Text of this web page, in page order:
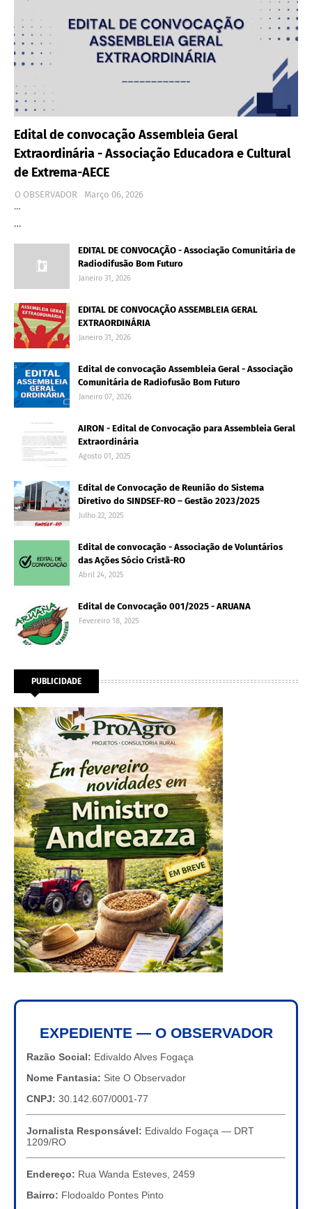
Edital de convocação Assembleia Geral
Extraordinária - Associação Educadora e Cultural
de Extrema-AECE
O OBSERVADOR
Março 06, 2026
…
…
EDITAL DE CONVOCAÇÃO - Associação Comunitária de
Radiodifusão Bom Futuro
Janeiro 31, 2026
EDITAL DE CONVOCAÇÃO ASSEMBLEIA GERAL
EXTRAORDINÁRIA
Janeiro 31, 2026
Edital de convocação Assembleia Geral - Associação
Comunitária de Radiofusão Bom Futuro
Janeiro 07, 2026
AIRON - Edital de Convocação para Assembleia Geral
Extraordinária
Agosto 01, 2025
Edital de Convocação de Reunião do Sistema
Diretivo do SINDSEF-RO – Gestão 2023/2025
Julho 22, 2025
Edital de convocação - Associação de Voluntários
das Ações Sócio Cristã-RO
Abril 24, 2025
Edital de Convocação 001/2025 - ARUANA
Fevereiro 18, 2025
PUBLICIDADE
EXPEDIENTE — O OBSERVADOR
Razão Social: Edivaldo Alves Fogaça
Nome Fantasia: Site O Observador
CNPJ: 30.142.607/0001-77
Jornalista Responsável: Edivaldo Fogaça — DRT
1209/RO
Endereço: Rua Wanda Esteves, 2459
Bairro: Flodoaldo Pontes Pinto